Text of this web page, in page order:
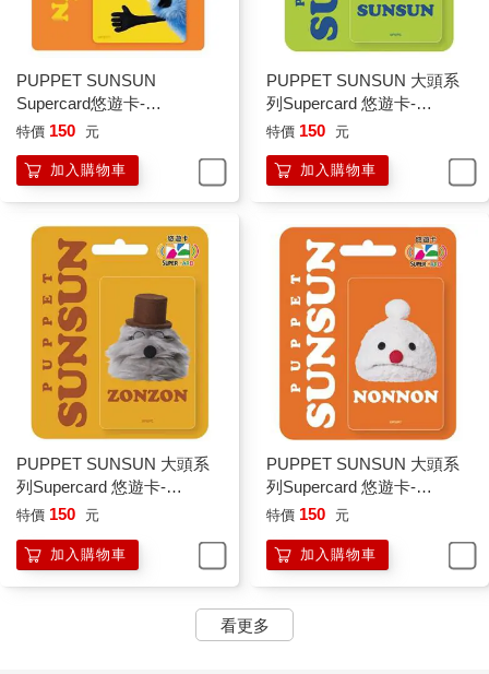
PUPPET SUNSUN
Supercard悠遊卡-
HelloHello【受託代銷】
特價 150 元
加入購物車
PUPPET SUNSUN 大頭系
列Supercard 悠遊卡-
SUNSUN【受託代銷】
特價 150 元
加入購物車
PUPPET SUNSUN 大頭系
列Supercard 悠遊卡-
ZONZON【受託代銷】
特價 150 元
加入購物車
PUPPET SUNSUN 大頭系
列Supercard 悠遊卡-
NONNON【受託代銷】
特價 150 元
加入購物車
看更多